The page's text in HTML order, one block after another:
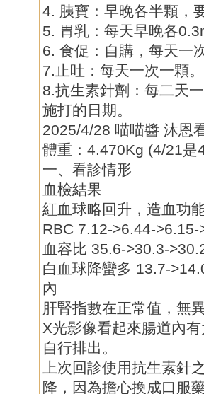
4. 胰寶：早晚各半顆，
5. 胃乳：每天早晚各
6. 食促：自購，每天一
7.止吐：每天一次一顆。
8.抗生素針劑：每二天
施打的日期。
2025/4/28 喵喵醬 沐恩
體重：4.470Kg (4/21是
一、看診情形
血檢結果
紅血球略回升，造血功
RBC 7.12->6.44-
血容比 35.6->30.3-
白血球降蠻多 13.7-
內
肝腎指數在正常值，無
X光影像看起來腸道內
自行排出。
上次回診使用抗生素針
降，因為擔心換成口服